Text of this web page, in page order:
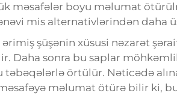
məsafələr boyu məlumat
mis alternativlərindən daha
şüşənin xüsusi nəzarət
Daha sonra bu saplar
örtülür. Nəticədə
məlumat ötürə bilir ki,